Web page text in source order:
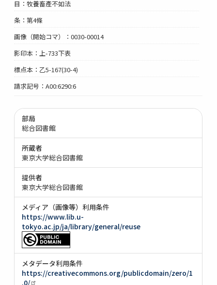
目：牧養畜產不如法
条：第4條
画像（開始コマ）：0030-00014
影印本：上-733下表
標点本：乙5-167(30-4)
請求記号：A00:6290:6
部局
総合図書館
所蔵者
東京大学総合図書館
提供者
東京大学総合図書館
メディア（画像等）利用条件
https://www.lib.u-
tokyo.ac.jp/ja/library/general/reuse
メタデータ利用条件
https://creativecommons.org/publicdomain/zero/1
.0/